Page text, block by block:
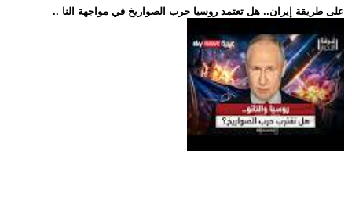
.. على طريقة إيران.. هل تعتمد روسيا حرب الصواريخ في مواجهة النا